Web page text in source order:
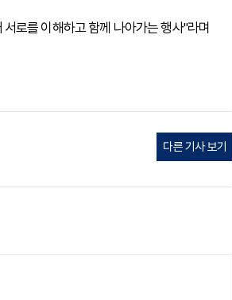
로를 이해하고 함께 나아가는 행사"라며
다른 기사 보기